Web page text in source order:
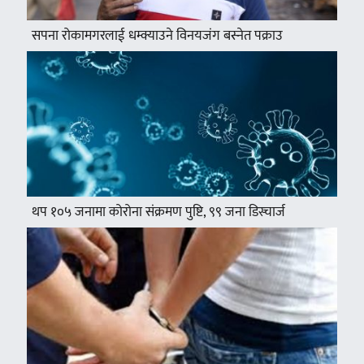
सपना रोकामगरलाई धम्क्याउने विनयजंग बस्नेत पक्राउ
थप १०५ जनामा कोरोना संक्रमण पुष्टि, ९९ जना डिस्चार्ज